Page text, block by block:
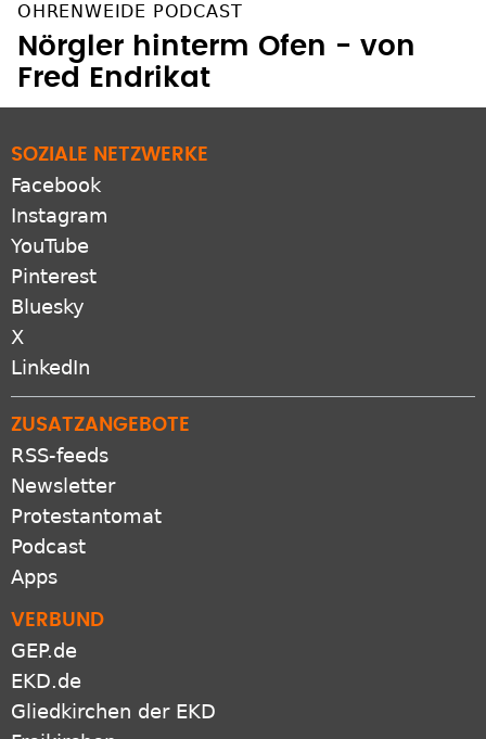
OHRENWEIDE PODCAST
Nörgler hinterm Ofen - von
Fred Endrikat
SOZIALE NETZWERKE
Facebook
Instagram
YouTube
Pinterest
Bluesky
X
LinkedIn
ZUSATZANGEBOTE
RSS-feeds
Newsletter
Protestantomat
Podcast
Apps
VERBUND
GEP.de
EKD.de
Gliedkirchen der EKD